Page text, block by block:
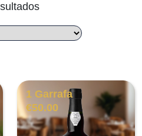
1 Garrafa
€50.00